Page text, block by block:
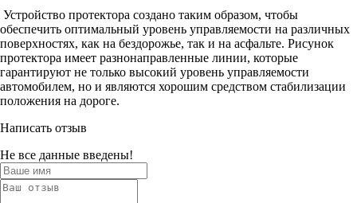
Устройство протектора создано таким образом, чтобы
обеспечить оптимальный уровень управляемости на различных
поверхностях, как на бездорожье, так и на асфальте. Рисунок
протектора имеет разнонаправленные линии, которые
гарантируют не только высокий уровень управляемости
автомобилем, но и являются хорошим средством стабилизации
положения на дороге.
Написать отзыв
Не все данные введены!